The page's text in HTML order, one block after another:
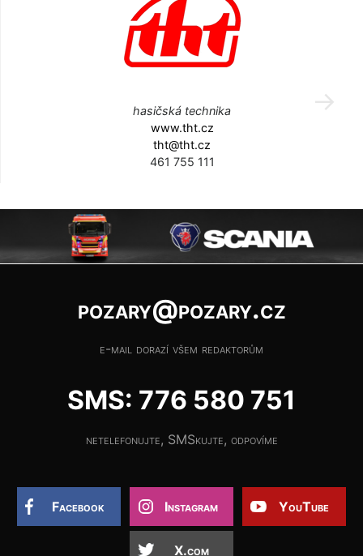
hasičská technika
www.tht.cz
tht@tht.cz
461 755 111
pozary@pozary.cz
e-mail dorazí všem redaktorům
SMS: 776 580 751
netelefonujte, SMSkujte, odpovíme
Facebook Instagram YouTube
X.com